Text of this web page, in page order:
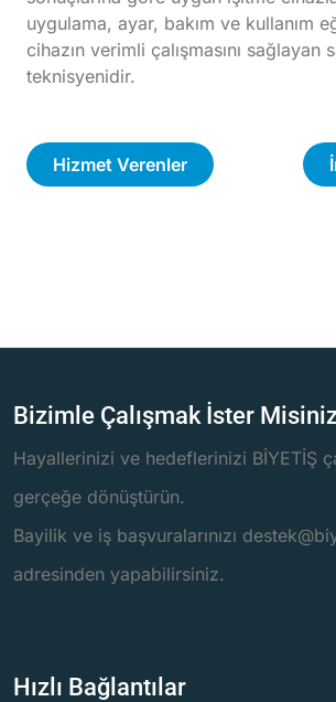
uygulama, ayar, bakım ve kullanım
cihazın verimli çalışmasını sağlayan
teknisyenidir.
Hizmet Verenler
Bizimle Çalışmak İster
Hayallerinizi ve hedeflerinizi BİYETİŞ
gerçeğe dönüştürün.
Bayilik ve iş başvuralarınızı
adresinden yapabilirsiniz.
Hızlı Bağlantılar